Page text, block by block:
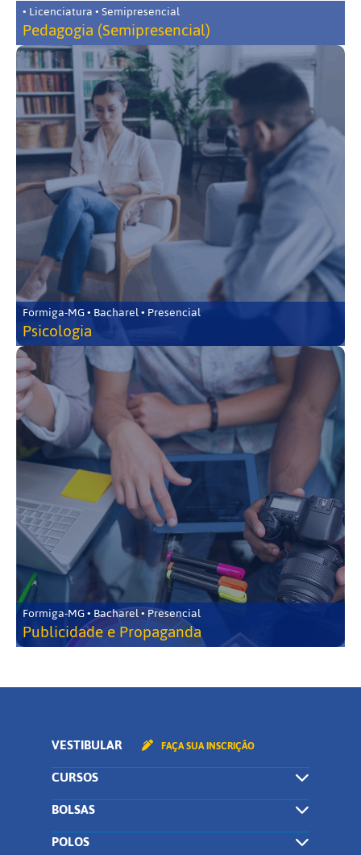
• Licenciatura • Semipresencial
Pedagogia (Semipresencial)
Formiga-MG • Bacharel • Presencial
Psicologia
Formiga-MG • Bacharel • Presencial
Publicidade e Propaganda
VESTIBULAR FAÇA SUA INSCRIÇÃO
CURSOS
BOLSAS
POLOS